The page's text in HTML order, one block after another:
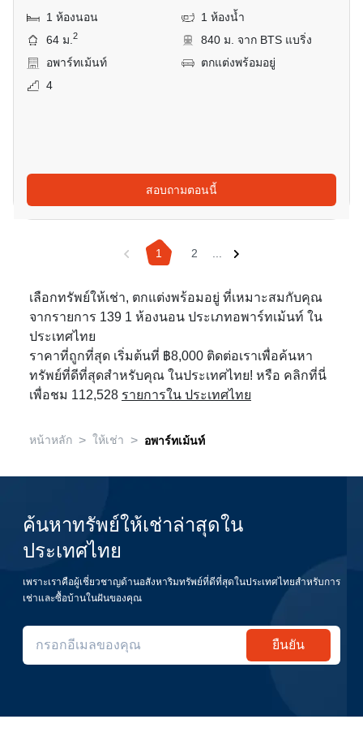
1 ห้องนอน
1 ห้องน้ำ
64 ม.2
840 ม. จาก BTS แบริ่ง
อพาร์ทเม้นท์
ตกแต่งพร้อมอยู่
4
สอบถามตอนนี้
1 2 ...
เลือกทรัพย์ให้เช่า, ตกแต่งพร้อมอยู่ ที่เหมาะสมกับคุณ
จากรายการ 139 1 ห้องนอน ประเภทอพาร์ทเม้นท์ ใน
ประเทศไทย
ราคาที่ถูกที่สุด เริ่มต้นที่ ฿8,000 ติดต่อเราเพื่อค้นหา
ทรัพย์ที่ดีที่สุดสำหรับคุณ ในประเทศไทย! หรือ คลิกที่นี่
เพื่อชม 112,528 รายการใน ประเทศไทย
หน้าหลัก > ให้เช่า > อพาร์ทเม้นท์
ค้นหาทรัพย์ให้เช่าล่าสุดใน
ประเทศไทย
เพราะเราคือผู้เชี่ยวชาญด้านอสังหาริมทรัพย์ที่ดีที่สุดในประเทศไทยสำหรับการ
เช่าและซื้อบ้านในฝันของคุณ
ยืนยัน